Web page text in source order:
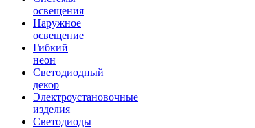
освещения
Наружное
освещение
Гибкий
неон
Светодиодный
декор
Электроустановочные
изделия
Светодиоды